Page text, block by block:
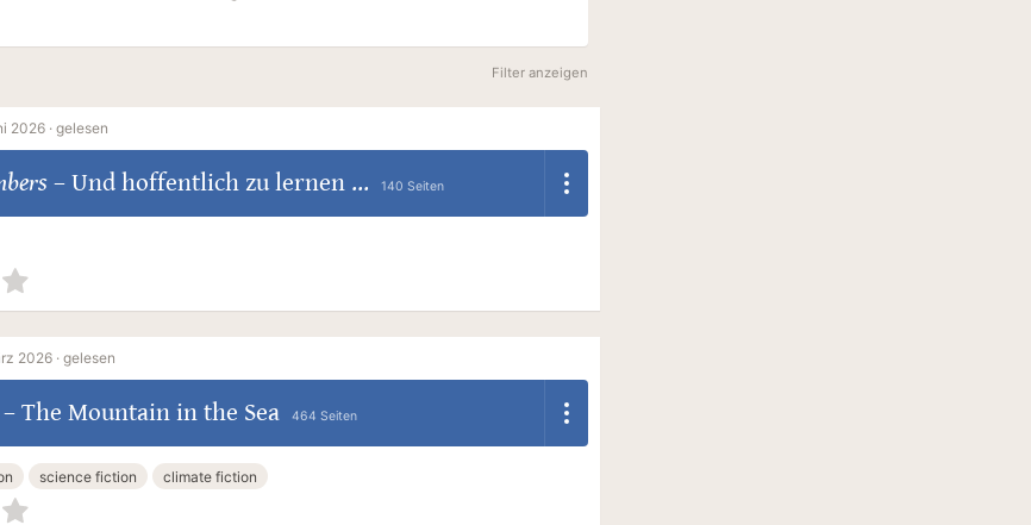
Filter anzeigen
2026 · gelesen
– Und hoffentlich zu lernen ... 140 Seiten
2026 ·gelesen
The Mountain in the Sea 464 Seiten
science fiction climate fiction